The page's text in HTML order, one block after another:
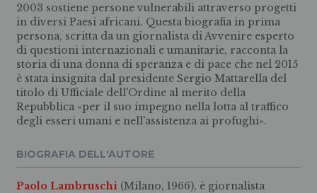
2003 sostiene persone vulnerabili attraverso progetti
in diversi Paesi africani. Questa biografia in prima
persona, scritta da un giornalista di Avvenire esperto
di questioni internazionali e umanitarie, racconta la
storia di una donna di speranza e di pace che nel 2015
è stata insignita dal presidente Sergio Mattarella del
titolo di Ufficiale dell'Ordine al merito della
Repubblica «per il suo impegno nella lotta al traffico
degli esseri umani e nell'assistenza ai profughi».
BIOGRAFIA DELL'AUTORE
Paolo Lambruschi (Milano, 1966), è giornalista